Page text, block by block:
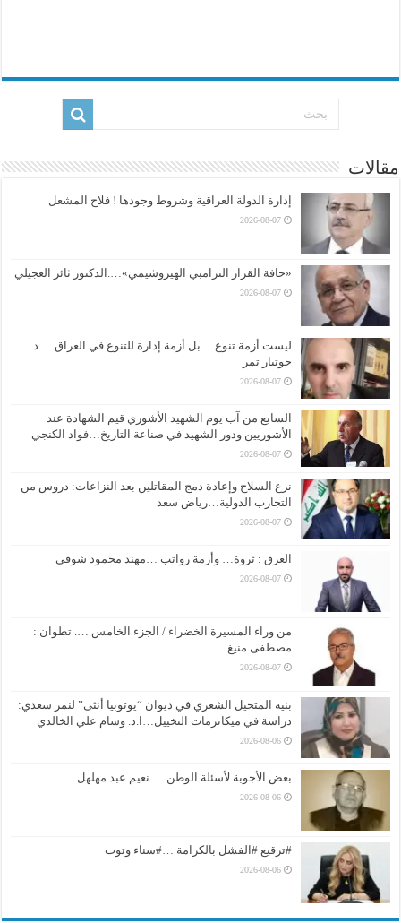
مقالات
إدارة الدولة العراقية وشروط وجودها ! فلاح المشعل
2026-08-07
«حافة القرار الترامبي الهيروشيمي»….الدكتور ثائر العجيلي
2026-08-07
ليست أزمة تنوع… بل أزمة إدارة للتنوع في العراق .. ..د.
جوتيار تمر
2026-08-07
السابع من آب يوم الشهيد الأشوري قيم الشهادة عند
الأشوريين ودور الشهيد في صناعة التاريخ…فواد الكنجي
2026-08-07
نزع السلاح وإعادة دمج المقاتلين بعد النزاعات: دروس من
التجارب الدولية…رياض سعد
2026-08-07
العرق : ثروة… وأزمة رواتب …مهند محمود شوقي
2026-08-07
من وراء المسيرة الخضراء / الجزء الخامس …. تطوان :
مصطفى منيغ
2026-08-07
بنية المتخيل الشعري في ديوان “يوتوبيا أنثى” لنمر سعدي:
دراسة في ميكانزمات التخييل…ا.د. وسام علي الخالدي
2026-08-06
بعض الأجوبة لأسئلة الوطن … نعيم عبد مهلهل
2026-08-06
#ترقيع #الفشل بالكرامة …#سناء وتوت
2026-08-06